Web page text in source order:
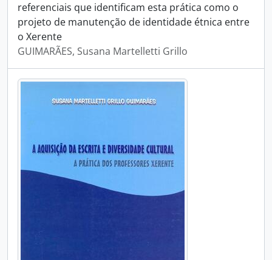
referenciais que identificam esta prática como o
projeto de manutenção de identidade étnica entre
o Xerente
GUIMARÃES, Susana Martelletti Grillo